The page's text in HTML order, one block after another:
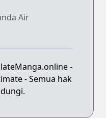
Air
-
- Semua hak